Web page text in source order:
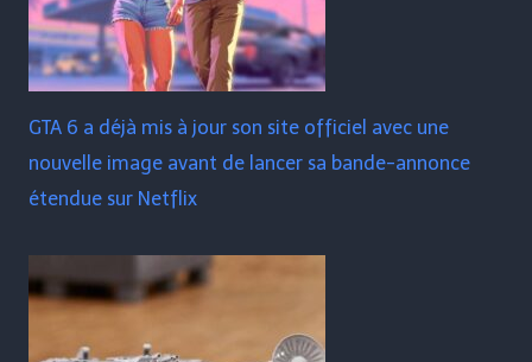
GTA 6 a déjà mis à jour son site officiel avec une
nouvelle image avant de lancer sa bande-annonce
étendue sur Netflix